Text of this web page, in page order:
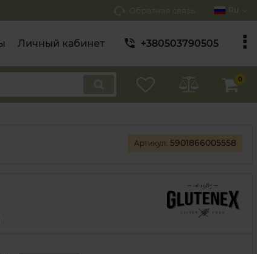
Обратная связь Ru
Личный кабинет +380503790505
0
Артикул: 5901866005558